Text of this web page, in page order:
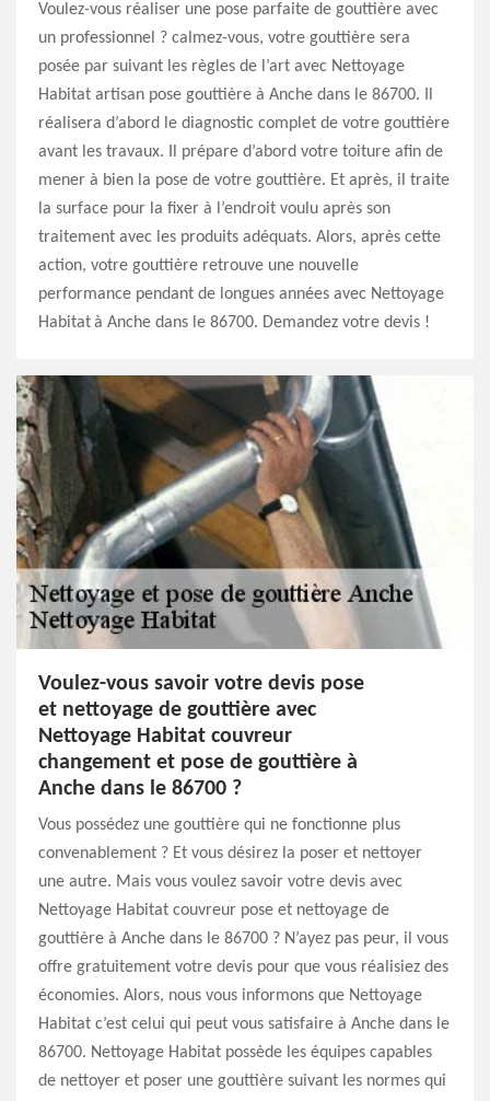
Voulez-vous réaliser une pose parfaite de gouttière avec
un professionnel ? calmez-vous, votre gouttière sera
posée par suivant les règles de l’art avec Nettoyage
Habitat artisan pose gouttière à Anche dans le 86700. Il
réalisera d’abord le diagnostic complet de votre gouttière
avant les travaux. Il prépare d’abord votre toiture afin de
mener à bien la pose de votre gouttière. Et après, il traite
la surface pour la fixer à l’endroit voulu après son
traitement avec les produits adéquats. Alors, après cette
action, votre gouttière retrouve une nouvelle
performance pendant de longues années avec Nettoyage
Habitat à Anche dans le 86700. Demandez votre devis !
Voulez-vous savoir votre devis pose
et nettoyage de gouttière avec
Nettoyage Habitat couvreur
changement et pose de gouttière à
Anche dans le 86700 ?
Vous possédez une gouttière qui ne fonctionne plus
convenablement ? Et vous désirez la poser et nettoyer
une autre. Mais vous voulez savoir votre devis avec
Nettoyage Habitat couvreur pose et nettoyage de
gouttière à Anche dans le 86700 ? N’ayez pas peur, il vous
offre gratuitement votre devis pour que vous réalisiez des
économies. Alors, nous vous informons que Nettoyage
Habitat c’est celui qui peut vous satisfaire à Anche dans le
86700. Nettoyage Habitat possède les équipes capables
de nettoyer et poser une gouttière suivant les normes qui